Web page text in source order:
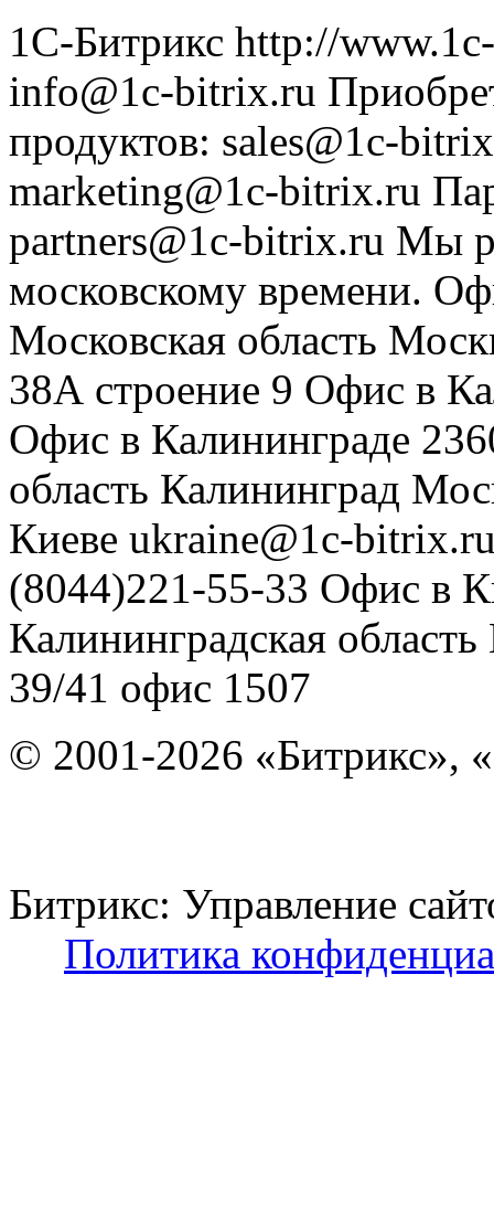
1С-Битрикс http://
info@1c-bitrix.ru
продуктов: sales@1c-
marketing@1c-bitrix.ru
partners@1c-bitrix.ru Мы
московскому времени.
Московская область
38А строение 9 Офис в
Офис в Калининграде
область Калининград
Киеве ukraine@1c-
(8044)221-55-33 Офис в
Калининградская область
39/41 офис 1507
© 2001-2026 «Битрикс»,
Битрикс: Управление
Политика